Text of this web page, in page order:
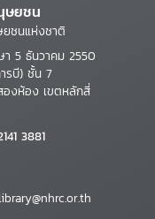
ษยชน
ชนแห่งชาติ
5 ธันวาคม 2550
รบี) ชั้น 7
งห้อง เขตหลักสี่
3881